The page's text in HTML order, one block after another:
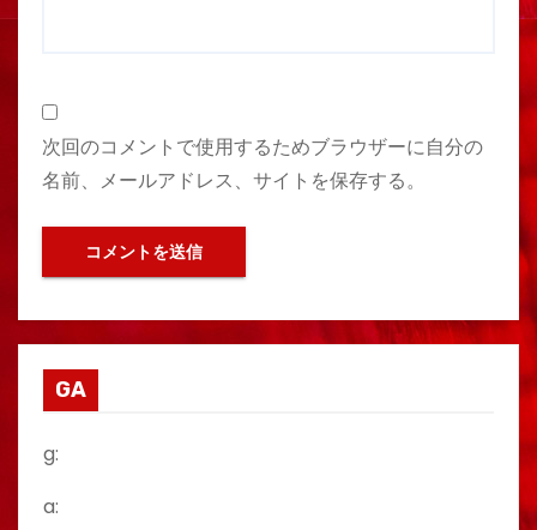
次回のコメントで使用するためブラウザーに自分の
名前、メールアドレス、サイトを保存する。
GA
g:
a: